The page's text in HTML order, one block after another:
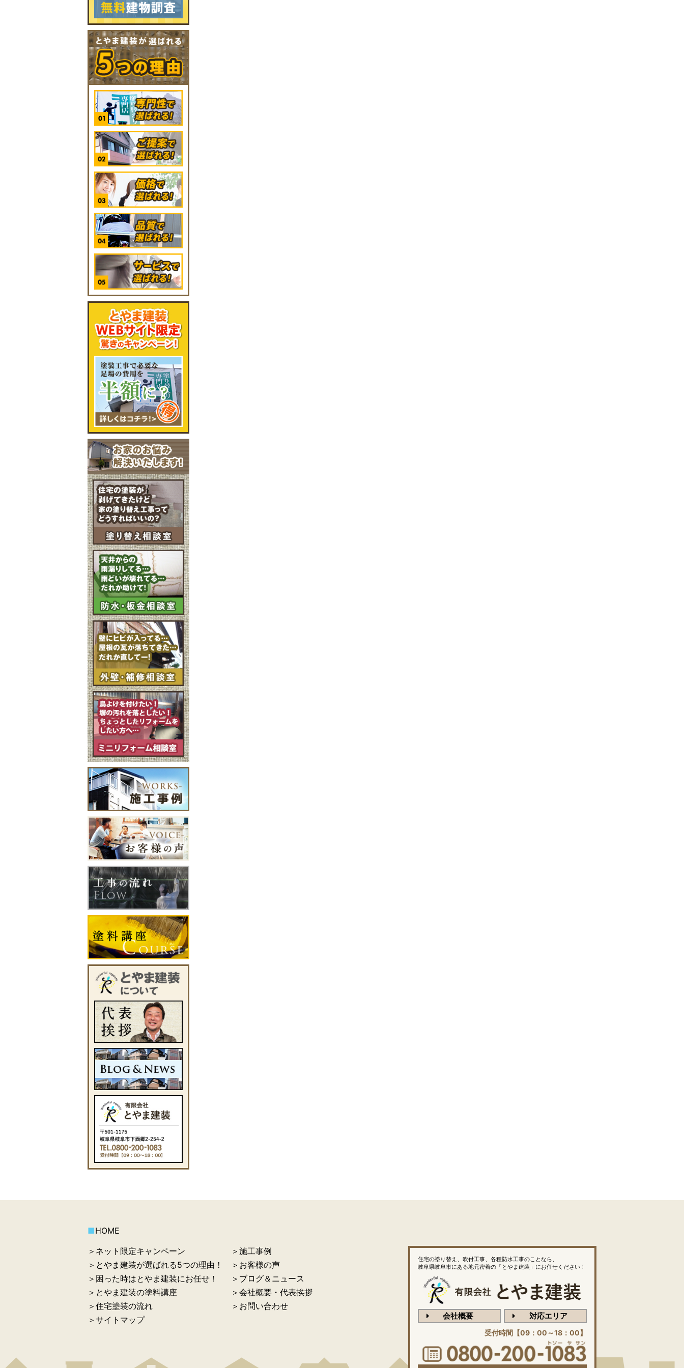
■HOME
＞ネット限定キャンペーン
＞とやま建装が選ばれる5つの理由！
＞困った時はとやま建装にお任せ！
＞とやま建装の塗料講座
＞住宅塗装の流れ
＞サイトマップ
＞施工事例
＞お客様の声
＞ブログ＆ニュース
＞会社概要・代表挨拶
＞お問い合わせ
住宅の塗り替え、吹付工事、各種防水工事のことなら、
岐阜県岐阜市にある地元密着の「とやま建装」にお任せください！
会社概要 対応エリア
受付時間【09：00～18：00】